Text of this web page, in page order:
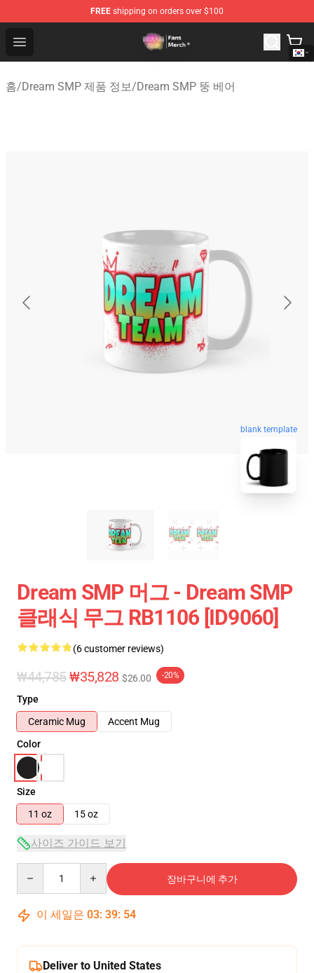
FREE shipping on orders over $100
Open menu
Dream SMP Store - Official Dream SMP Merchandise
홈/Dream SMP 제품 정보/Dream SMP 뚱 베어
blank template
Dream SMP 머그 - Dream SMP
클래식 무그 RB1106 [ID9060]
(6 customer reviews)
₩44,785₩35,828 $26.00 -20%
Type
Ceramic Mug
Accent Mug
Color
Size
11 oz
15 oz
사이즈 가이드 보기
장바구니에 추가
이 세일은 03: 39: 53
Deliver to United States